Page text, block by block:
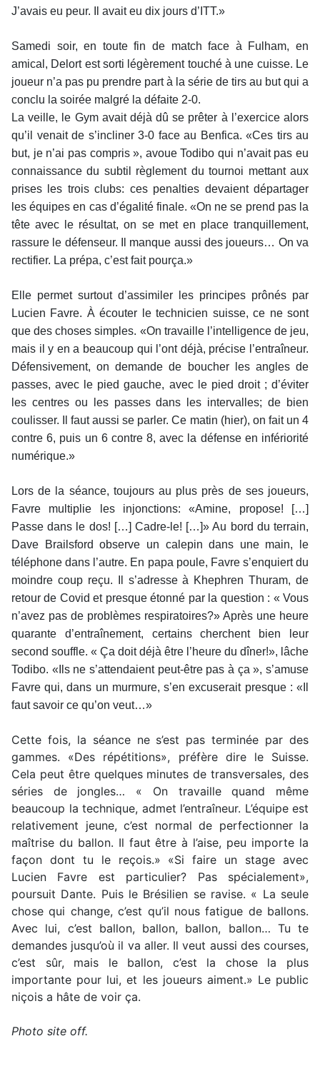
J’avais eu peur. Il avait eu dix jours d’ITT.»
Samedi soir, en toute fin de match face à Fulham, en
amical, Delort est sorti légèrement touché à une cuisse. Le
joueur n’a pas pu prendre part à la série de tirs au but qui a
conclu la soirée malgré la défaite 2-0.
La veille, le Gym avait déjà dû se prêter à l’exercice alors
qu’il venait de s’incliner 3-0 face au Benfica. «Ces tirs au
but, je n’ai pas compris », avoue Todibo qui n’avait pas eu
connaissance du subtil règlement du tournoi mettant aux
prises les trois clubs: ces penalties devaient départager
les équipes en cas d’égalité finale. «On ne se prend pas la
tête avec le résultat, on se met en place tranquillement,
rassure le défenseur. Il manque aussi des joueurs… On va
rectifier. La prépa, c’est fait pourça.»
Elle permet surtout d’assimiler les principes prônés par
Lucien Favre. À écouter le technicien suisse, ce ne sont
que des choses simples. «On travaille l’intelligence de jeu,
mais il y en a beaucoup qui l’ont déjà, précise l’entraîneur.
Défensivement, on demande de boucher les angles de
passes, avec le pied gauche, avec le pied droit ; d’éviter
les centres ou les passes dans les intervalles; de bien
coulisser. Il faut aussi se parler. Ce matin (hier), on fait un 4
contre 6, puis un 6 contre 8, avec la défense en infériorité
numérique.»
Lors de la séance, toujours au plus près de ses joueurs,
Favre multiplie les injonctions: «Amine, propose! […]
Passe dans le dos! […] Cadre-le! […]» Au bord du terrain,
Dave Brailsford observe un calepin dans une main, le
téléphone dans l’autre. En papa poule, Favre s’enquiert du
moindre coup reçu. Il s’adresse à Khephren Thuram, de
retour de Covid et presque étonné par la question : « Vous
n’avez pas de problèmes respiratoires?» Après une heure
quarante d’entraînement, certains cherchent bien leur
second souffle. « Ça doit déjà être l’heure du dîner!», lâche
Todibo. «Ils ne s’attendaient peut-être pas à ça », s’amuse
Favre qui, dans un murmure, s’en excuserait presque : «Il
faut savoir ce qu’on veut…»
Cette fois, la séance ne s’est pas terminée par des
gammes. «Des répétitions», préfère dire le Suisse.
Cela peut être quelques minutes de transversales, des
séries de jongles… « On travaille quand même
beaucoup la technique, admet l’entraîneur. L’équipe est
relativement jeune, c’est normal de perfectionner la
maîtrise du ballon. Il faut être à l’aise, peu importe la
façon dont tu le reçois.» «Si faire un stage avec
Lucien Favre est particulier? Pas spécialement»,
poursuit Dante. Puis le Brésilien se ravise. « La seule
chose qui change, c’est qu’il nous fatigue de ballons.
Avec lui, c’est ballon, ballon, ballon, ballon… Tu te
demandes jusqu’où il va aller. Il veut aussi des courses,
c’est sûr, mais le ballon, c’est la chose la plus
importante pour lui, et les joueurs aiment.» Le public
niçois a hâte de voir ça.
Photo site off.